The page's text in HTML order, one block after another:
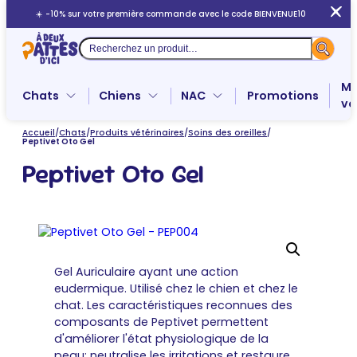
au
contenu
☀️ -10% sur votre première commande avec le code BIENVENUE10
Recherche
Chats Chiens NAC Promotions
Accueil/Chats/Produits vétérinaires/Soins des oreilles/
Peptivet Oto Gel
Peptivet Oto Gel
Gel Auriculaire ayant une action
eudermique. Utilisé chez le chien et chez le
chat. Les caractéristiques reconnues des
composants de Peptivet permettent
d'améliorer l'état physiologique de la